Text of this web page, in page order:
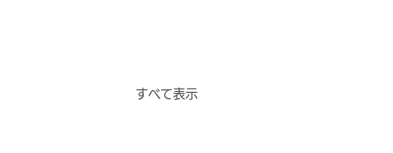
すべて表示